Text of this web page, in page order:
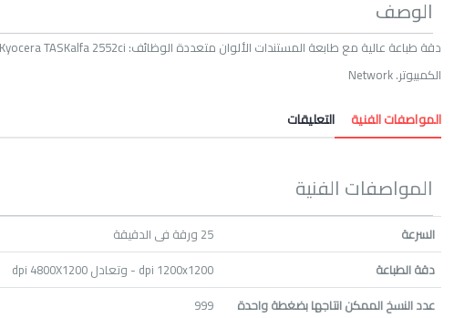
الوصف
الكمبيوتر. Network
المواصفات الفنية التعليقات
المواصفات الفنية
25 ورقة فى الدقيقة
السرعة
dpi 1200x1200 - وتعادل dpi 4800X1200
دقة الطباعة
999
عدد النسخ الممكن انتاجها بضغطة واحدة